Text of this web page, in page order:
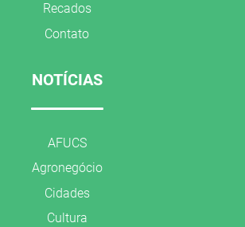
Recados
Contato
NOTÍCIAS
AFUCS
Agronegócio
Cidades
Cultura